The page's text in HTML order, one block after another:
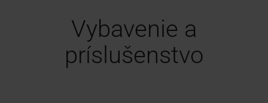
Vybavenie a
príslušenstvo